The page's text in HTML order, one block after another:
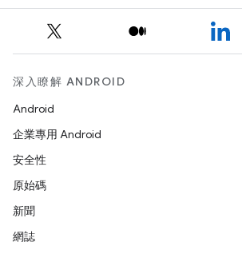
深入瞭解 ANDROID
Android
企業專用 Android
安全性
原始碼
新聞
網誌